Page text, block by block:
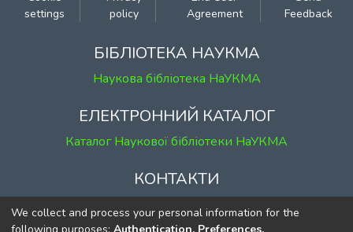
settings
policy
Agreement
Feedback
БІБЛІОТЕКА НАУКМА
Наукова бібліотека НаУКМА
ЕЛЕКТРОННИЙ КАТАЛОГ
Каталог Наукової бібліотеки НаУКМА
КОНТАКТИ
м. Київ, вул. Григорія Сковороди, 2
к. 1, к. 120
We collect and process your personal information for the